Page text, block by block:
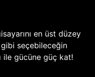
en üst düzey
seçebileceğin
ile gücüne güç kat!